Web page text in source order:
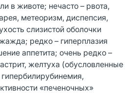
в животе; нечасто – рвота,
метеоризм, диспепсия,
слизистой оболочки
редко – гиперплазия
аппетита; очень редко –
желтуха (обусловленные
«печеночных»